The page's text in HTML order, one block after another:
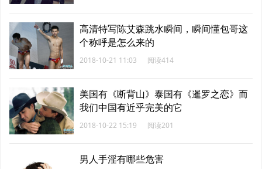
高清特写陈艾森跳水瞬间，瞬间懂包哥这
个称呼是怎么来的
2018-10-21 11:03 阅读414
美国有《断背山》泰国有《暹罗之恋》而
我们中国有近乎完美的它
2018-10-22 15:19 阅读201
男人手淫有哪些危害